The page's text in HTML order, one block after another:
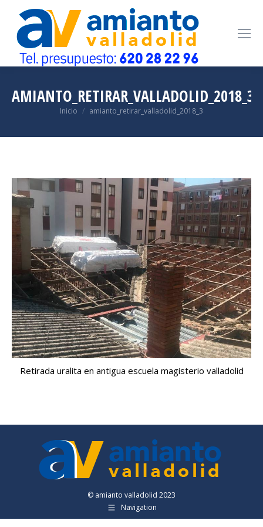
AMIANTO_RETIRAR_VALLADOLID_2018_3
Estás aquí:
Inicio amianto_retirar_valladolid_2018_3
Retirada uralita en antigua escuela magisterio valladolid
© amianto valladolid 2023
Navigation